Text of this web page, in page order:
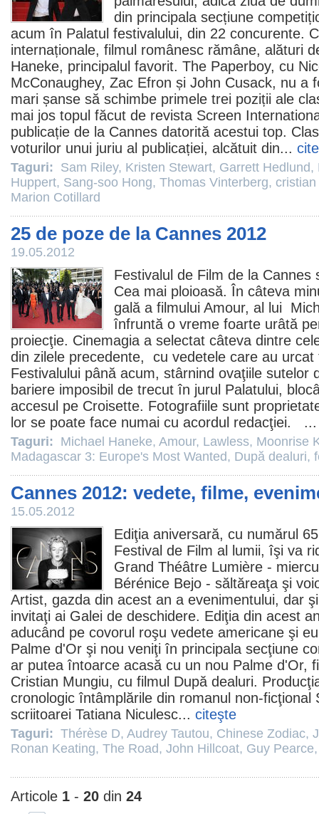
din principala secțiune
acum în Palatul festivalului, din 22 concurente.
internaționale, filmul românesc rămâne, alături
Haneke, principalul favorit. The Paperboy, cu
McConaughey, Zac Efron și John Cusack, nu a
mari șanse să schimbe primele trei poziții ale
mai jos topul făcut de revista Screen
publicație de la Cannes datorită acestui top.
voturilor unui juriu al publicației, alcătuit din...
Taguri: Sam Riley, Kristen Stewart, Garrett Hedlund,
Huppert, Sang-soo Hong, Thomas Vinterberg,
Marion Cotillard
25 de poze de la Cannes 2012
19.05.2012
Festivalul de Film de la Cannes
Cea mai ploioasă. În câteva
gală a filmului Amour, al lui
înfruntă o vreme foarte urâtă
proiecţie. Cinemagia a selectat câteva dintre
din zilele precedente, cu vedetele care au urcat
Festivalului până acum, stârnind ovaţiile sutelor
bariere imposibil de trecut în jurul Palatului,
accesul pe Croisette. Fotografiile sunt
lor se poate face numai cu acordul redacţiei.
Taguri: Michael Haneke, Amour, Lawless, Moonrise
Madagascar 3: Europe's Most Wanted, După dealuri,
Cannes 2012: vedete, filme,
15.05.2012
Ediţia aniversară, cu numărul
Festival de Film al lumii, îşi va
Grand Théâtre Lumière -
Bérénice Bejo - săltăreaţa şi
Artist, gazda din acest an a evenimentului, dar
invitaţi ai Galei de deschidere. Ediţia din acest
aducând pe covorul roşu vedete americane şi
Palme d'Or şi nou veniţi în principala secţiune
ar putea întoarce acasă cu un nou Palme d'Or,
Cristian Mungiu, cu filmul După dealuri.
cronologic întâmplările din romanul non-ficţional
scriitoarei Tatiana Niculesc... citeşte
Taguri: Thérèse D, Audrey Tautou, Chinese Zodiac,
Ronan Keating, The Road, John Hillcoat, Guy Pearce
Articole 1 - 20 din 24